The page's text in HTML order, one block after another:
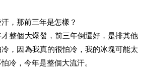
，那前三年是怎樣？
整個大爆發，前三年倒還好，是排其他
，因為我真的很怕冷，我的冰塊可能太
冷，今年是整個大流汗。